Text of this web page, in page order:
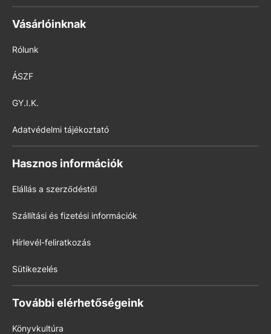
Vásárlóinknak
Rólunk
ÁSZF
GY.I.K.
Adatvédelmi tájékoztató
Hasznos információk
Elállás a szerződéstől
Szállítási és fizetési információk
Hírlevél-feliratkozás
Sütikezelés
További elérhetőségeink
Könyvkultúra